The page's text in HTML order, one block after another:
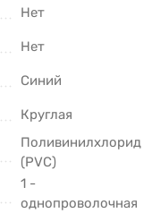
Нет
Нет
Синий
Круглая
Поливинилхлорид
(PVC)
1 -
однопроволочная